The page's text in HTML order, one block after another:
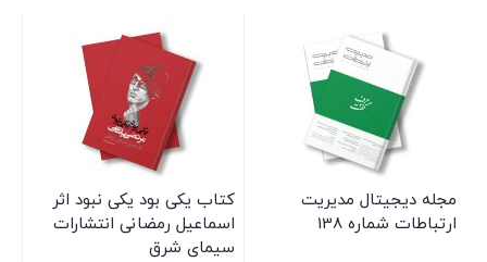
مجله دیجیتال مدیریت
ارتباطات شماره 138
کتاب یکی بود یکی نبود اثر
اسماعیل رمضانی انتشارات
سیمای شرق